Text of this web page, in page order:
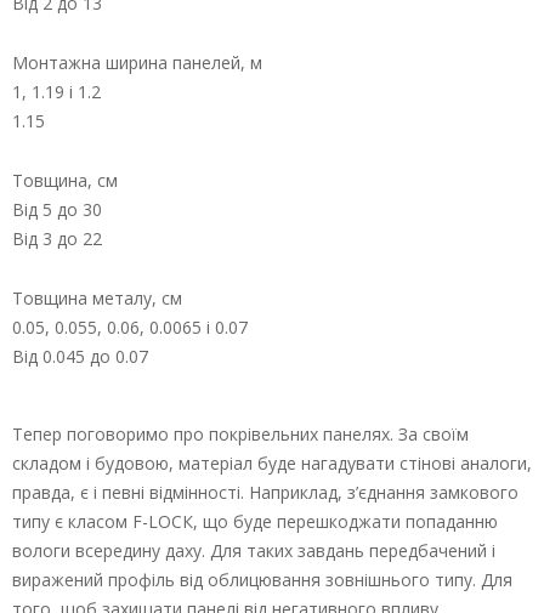
Монтажна ширина панелей, м
1, 1.19 і 1.2
1.15
Товщина, см
Від 5 до 30
Від 3 до 22
Товщина металу, см
0.05, 0.055, 0.06, 0.0065 і 0.07
Від 0.045 до 0.07
Тепер поговоримо про покрівельних панелях. За своїм
складом і будовою, матеріал буде нагадувати стінові аналоги,
правда, є і певні відмінності. Наприклад, з’єднання замкового
типу є класом F-LОСК, що буде перешкоджати попаданню
вологи всередину даху. Для таких завдань передбачений і
виражений профіль від облицювання зовнішнього типу. Для